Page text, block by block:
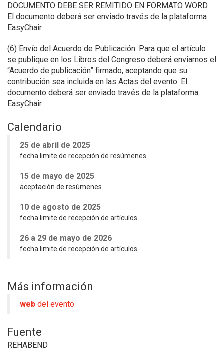
DOCUMENTO DEBE SER REMITIDO EN FORMATO WORD.
El documento deberá ser enviado través de la plataforma
EasyChair.
(6) Envío del Acuerdo de Publicación. Para que el artículo
se publique en los Libros del Congreso deberá enviarnos el
“Acuerdo de publicación” firmado, aceptando que su
contribución sea incluida en las Actas del evento. El
documento deberá ser enviado través de la plataforma
EasyChair.
Calendario
25 de abril de 2025
fecha limite de recepción de resúmenes
15 de mayo de 2025
aceptación de resúmenes
10 de agosto de 2025
fecha limite de recepción de artículos
26 a 29 de mayo de 2026
fecha limite de recepción de artículos
Más información
web del evento
Fuente
REHABEND